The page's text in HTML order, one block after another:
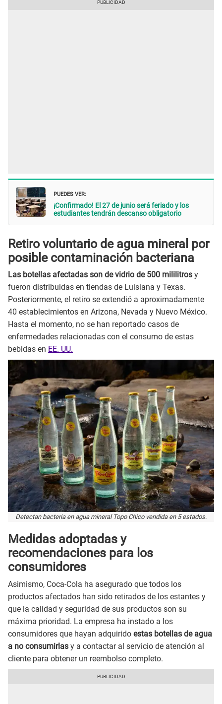
PUEDES VER:
¡Confirmado! El 27 de junio será feriado y los
estudiantes tendrán descanso obligatorio
Retiro voluntario de agua mineral por
posible contaminación bacteriana
Las botellas afectadas son de vidrio de 500 mililitros y
fueron distribuidas en tiendas de Luisiana y Texas.
Posteriormente, el retiro se extendió a aproximadamente
40 establecimientos en Arizona, Nevada y Nuevo México.
Hasta el momento, no se han reportado casos de
enfermedades relacionadas con el consumo de estas
bebidas en EE. UU.
Detectan bacteria en agua mineral Topo Chico vendida en 5 estados.
Medidas adoptadas y
recomendaciones para los
consumidores
Asimismo, Coca-Cola ha asegurado que todos los
productos afectados han sido retirados de los estantes y
que la calidad y seguridad de sus productos son su
máxima prioridad. La empresa ha instado a los
consumidores que hayan adquirido estas botellas de agua
a no consumirlas y a contactar al servicio de atención al
cliente para obtener un reembolso completo.